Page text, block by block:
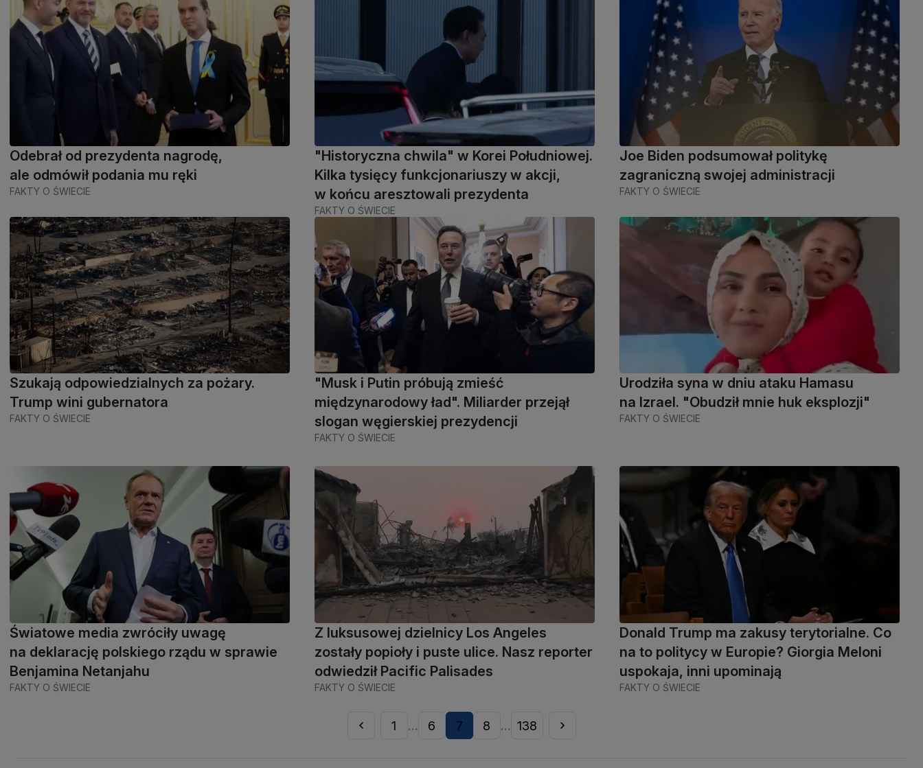
Odebrał od prezydenta nagrodę,
ale odmówił podania mu ręki
FAKTY O ŚWIECIE
"Historyczna chwila" w Korei Południowej.
Kilka tysięcy funkcjonariuszy w akcji,
w końcu aresztowali prezydenta
FAKTY O ŚWIECIE
Joe Biden podsumował politykę
zagraniczną swojej administracji
FAKTY O ŚWIECIE
Szukają odpowiedzialnych za pożary.
Trump wini gubernatora
FAKTY O ŚWIECIE
"Musk i Putin próbują zmieść
międzynarodowy ład". Miliarder przejął
slogan węgierskiej prezydencji
FAKTY O ŚWIECIE
Urodziła syna w dniu ataku Hamasu
na Izrael. "Obudził mnie huk eksplozji"
FAKTY O ŚWIECIE
Światowe media zwróciły uwagę
na deklarację polskiego rządu w sprawie
Benjamina Netanjahu
FAKTY O ŚWIECIE
Z luksusowej dzielnicy Los Angeles
zostały popioły i puste ulice. Nasz reporter
odwiedził Pacific Palisades
FAKTY O ŚWIECIE
Donald Trump ma zakusy terytorialne. Co
na to politycy w Europie? Giorgia Meloni
uspokaja, inni upominają
FAKTY O ŚWIECIE
1 ... 6 7 8 ... 138